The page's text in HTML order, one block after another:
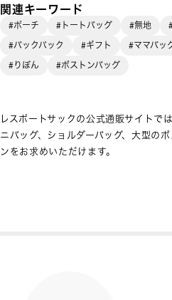
関連キーワード
#ポーチ #トートバッグ #無地
#バックパック
#ギフト #ママバッ
#りぼん
#ボストンバッグ
レスポートサックの公式通販サイトで
ニバッグ、ショルダーバッグ、大型の
ンをお求めいただけます。